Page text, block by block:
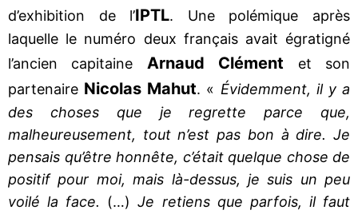
d’exhibition de l’IPTL. Une polémique après
laquelle le numéro deux français avait égratigné
l’ancien capitaine Arnaud Clément et son
partenaire Nicolas Mahut. « Évidemment, il y a
des choses que je regrette parce que,
malheureusement, tout n’est pas bon à dire. Je
pensais qu’être honnête, c’était quelque chose de
positif pour moi, mais là-dessus, je suis un peu
voilé la face.
(…)Je retiens que parfois, il faut